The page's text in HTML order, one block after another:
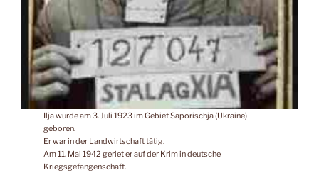
Ilja wurde am 3. Juli 1923 im Gebiet Saporischja (Ukraine)
geboren.
Er war in der Landwirtschaft tätig.
Am 11. Mai 1942 geriet er auf der Krim in deutsche
Kriegsgefangenschaft.